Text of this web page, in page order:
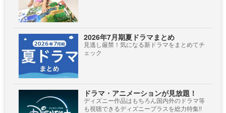
2026年7月期夏ドラマまとめ
見逃し厳禁！気になる新ドラマをまとめてチ
ェック
ドラマ・アニメーションが見放題！
ディズニー作品はもちろん国内外のドラマ等
も視聴できるディズニープラスを総力特集!!